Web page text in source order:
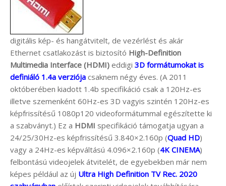
digitális kép- és hangátvitelt, de vezérlést és akár
Ethernet csatlakozást is biztosító High-Definition
Multimedia Interface (HDMI) eddigi 3D formátumokat is
definiáló 1.4a verziója csaknem négy éves. (A 2011
októberében kiadott 1.4b specifikáció csak a 120Hz-es
illetve szemenként 60Hz-es 3D vagyis szintén 120Hz-es
képfrissítésű 1080p120 videoformátummal egészítette ki
a szabványt.) Ez a HDMI specifikáció támogatja ugyan a
24/25/30Hz-es képfrissítésű 3.840×2.160p (Quad HD)
vagy a 24Hz-es képváltású 4.096×2.160p (4K CINEMA)
felbontású videojelek átvitelét, de egyebekben már nem
képes például az új Ultra High Definition TV Rec. 2020